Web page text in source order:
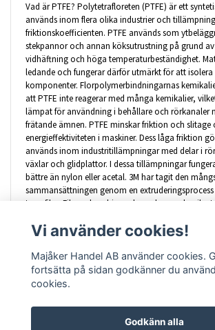
Vad är PTFE? Polytetrafloreten (PTFE) är ett
används inom flera olika industrier och
friktionskoefficienten. PTFE används som
stekpannor och annan köksutrustning på grund av
vidhäftning och höga temperaturbeständighet.
ledande och fungerar därför utmärkt för att isolera
komponenter. Florpolymerbindningarnas
att PTFE inte reagerar med många kemikalier,
lämpat för användning i behållare och rörkanaler
frätande ämnen. PTFE minskar friktion och slitage
energieffektiviteten i maskiner. Dess låga friktion
används inom industritillämpningar med delar i
växlar och glidplattor. I dessa tillämpningar
bättre än nylon eller acetal. 3M har tagit den
sammansättningen genom en
tunn film. Filmen kombinerades sedan med unika
högpresterande 3M PTFE-tejper är pålitliga,
Vi använder cookies!
Majåker Handel AB använder cookies.
fortsätta på sidan godkänner du
cookies.
Godkänn alla